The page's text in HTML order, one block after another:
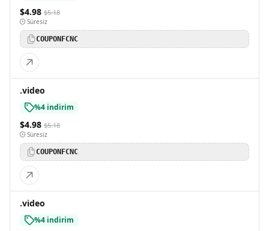
$4.98 $5.18
Süresiz
COUPONFCNC
.video
%4 indirim
$4.98 $5.18
Süresiz
COUPONFCNC
.video
%4 indirim